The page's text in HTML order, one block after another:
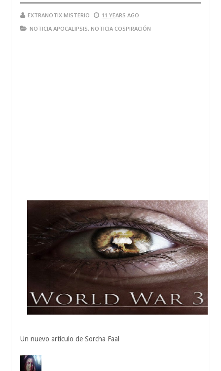
EXTRANOTIX MISTERIO
11 YEARS AGO
NOTICIA APOCALIPSIS, NOTICIA COSPIRACIÓN
Un nuevo artículo de Sorcha Faal